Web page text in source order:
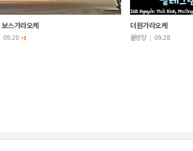
스가라오케
09.20 +1
더원가라오케
꿀방장 | 09.28